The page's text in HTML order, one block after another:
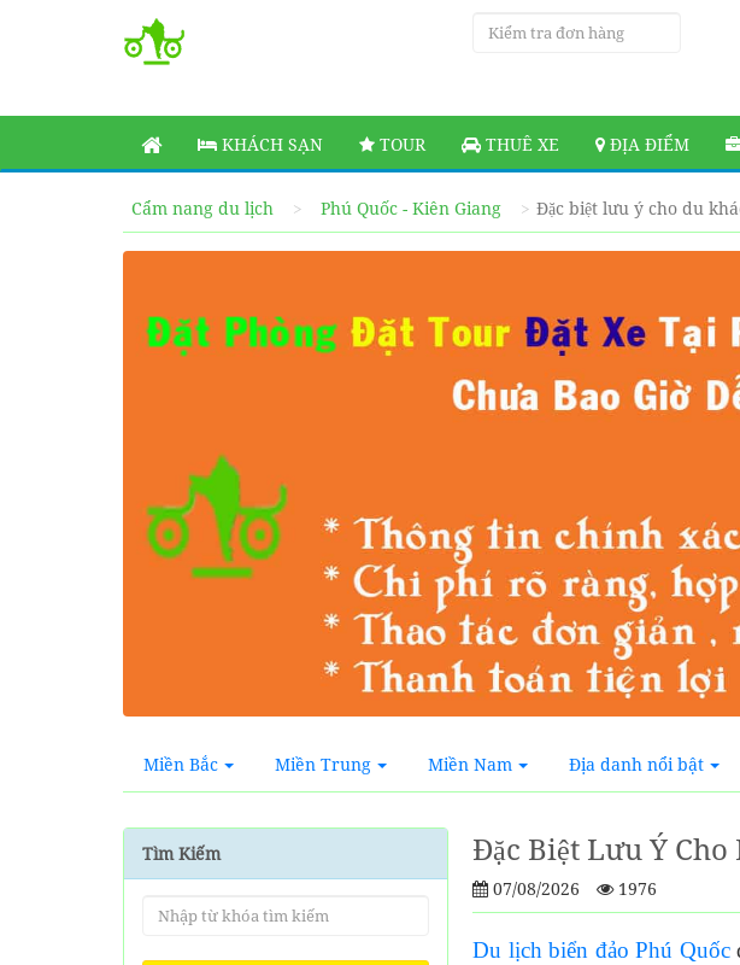
KHÁCH SẠN TOUR THUÊ XE ĐỊA ĐIỂM
Cẩm nang du lịch Phú Quốc - Kiên Giang Đặc biệt lưu ý cho du
Miền Bắc Miền Trung Miền Nam Địa danh nổi bật
Tìm Kiếm Đặc Biệt Lưu Ý
07/08/2026 1976
Du lịch biển đảo Phú Quốc